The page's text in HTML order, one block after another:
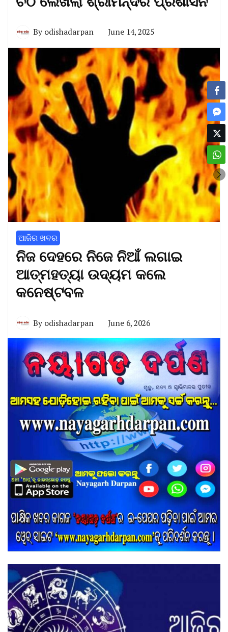
By odishadarpan June 14, 2025
ଆଜିର ଖବର
ନିଜ ଦେହରେ ନିଜେ ନିଆଁ ଲଗାଇ
ଆତ୍ମହତ୍ୟା ଉଦ୍ୟମ କଲେ
କନେଷ୍ଟବଳ
By odishadarpan June 6, 2026